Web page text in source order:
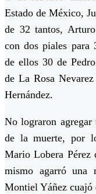
Estado de México,
de 32 tantos,
con dos piales para
de ellos 30 de
de La Rosa
Hernández.
No lograron agregar
de la muerte, por
Mario Lobera Pérez
mismo agarró una
Montiel Yáñez cuajó